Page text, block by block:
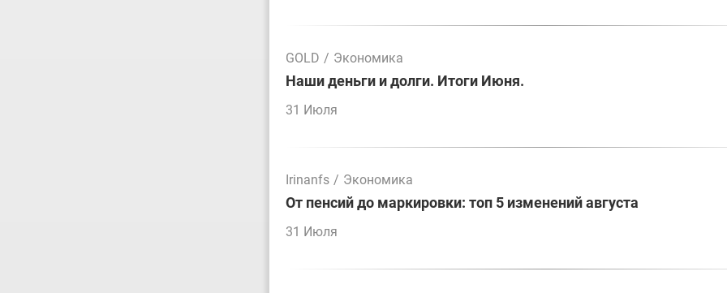
GOLD / Экономика
Наши деньги и долги. Итоги Июня.
31 Июля
Irinanfs / Экономика
От пенсий до маркировки: топ 5 изменений августа
31 Июля